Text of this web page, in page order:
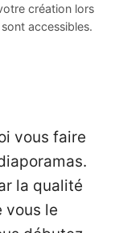
création lors
accessibles.
vous faire
la qualité
vous le